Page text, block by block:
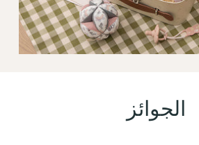
الجوائز